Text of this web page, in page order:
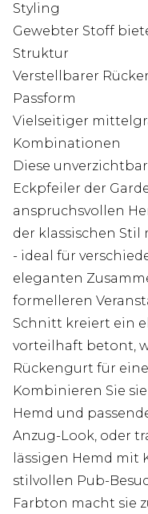
Styling
Gewebter Stoff
Struktur
Verstellbarer
Passform
Vielseitiger
Kombinationen
Diese
Eckpfeiler der
anspruchsvollen
der klassischen
- ideal für
eleganten
formelleren
Schnitt kreiert ein
vorteilhaft betont,
Rückengurt für
Kombinieren Sie
Hemd und
Anzug-Look, oder
lässigen Hemd mit
stilvollen Pub-
Farbton macht sie